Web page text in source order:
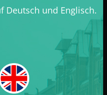
Deutsch und Englisch.